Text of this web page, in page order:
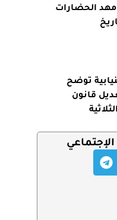
مهد الحضارات
توضح
قانون